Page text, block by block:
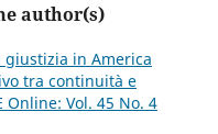
author(s)
in America
tra continuità e
Online: Vol. 45 No. 4